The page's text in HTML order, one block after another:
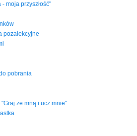
moja przyszłość"
pozalekcyjne
pobrania
ze mną i ucz mnie"